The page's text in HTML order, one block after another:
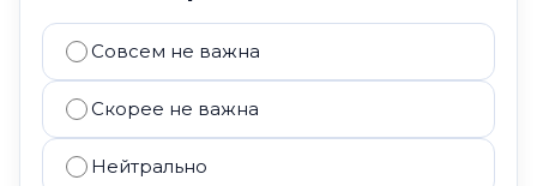
Совсем не важна
Скорее не важна
Нейтрально